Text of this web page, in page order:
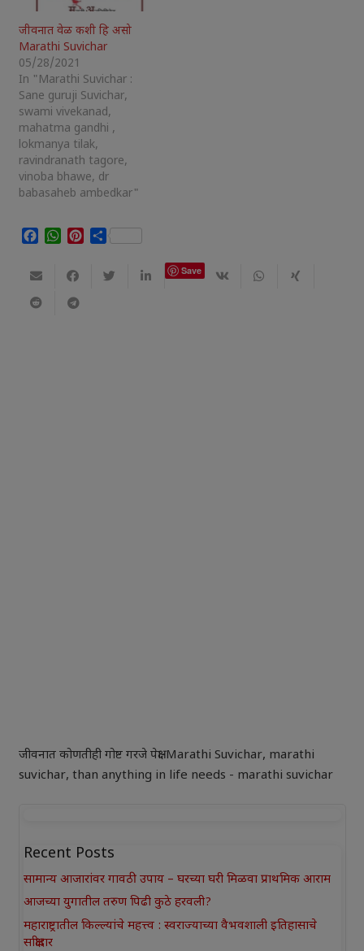
जीवनात वेळ कशी हि असो
Marathi Suvichar
05/28/2021
In "Marathi Suvichar :
Sane guruji Suvichar,
swami vivekanad,
mahatma gandhi ,
lokmanya tilak,
ravindranath tagore,
vinoba bhawe, dr
babasaheb ambedkar"
Facebook
WhatsApp
Pinterest
Share
Save
जीवनात कोणतीही गोष्ट गरजे पेक्षा-Marathi Suvichar, marathi
suvichar, than anything in life needs - marathi suvichar
Recent Posts
सामान्य आजारांवर गावठी उपाय – घरच्या घरी मिळवा प्राथमिक आराम
आजच्या युगातील तरुण पिढी कुठे हरवली?
महाराष्ट्रातील किल्ल्यांचे महत्त्व : स्वराज्याच्या वैभवशाली इतिहासाचे
साक्षीदार